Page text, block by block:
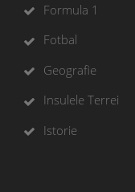
Formula 1
Fotbal
Geografie
Insulele Terrei
Istorie